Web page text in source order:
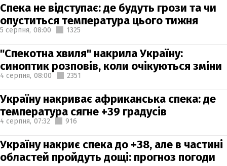
Спека не відступає: де будуть грози та чи
опуститься температура цього тижня
5 серпня, 08:00 1325
"Спекотна хвиля" накрила Україну:
синоптик розповів, коли очікуються зміни
4 серпня, 08:00 2351
Україну накриває африканська спека: де
температура сягне +39 градусів
4 серпня, 07:32 916
Україну накриє спека до +38, але в частині
областей пройдуть дощі: прогноз погоди